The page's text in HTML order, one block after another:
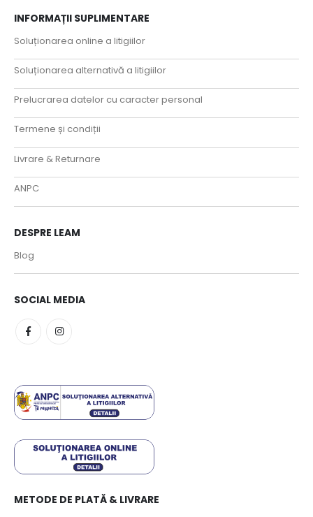
INFORMAȚII SUPLIMENTARE
Soluționarea online a litigiilor
Soluționarea alternativă a litigiilor
Prelucrarea datelor cu caracter personal
Termene și condiții
Livrare & Returnare
ANPC
DESPRE LEAM
Blog
SOCIAL MEDIA
METODE DE PLATĂ & LIVRARE